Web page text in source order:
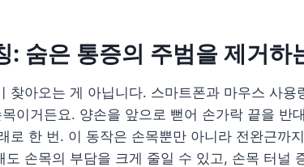
: 숨은 통증의 주범을 제거하
찾아오는 게 아닙니다. 스마트폰과 마우스 사용
이거든요. 양손을 앞으로 뻗어 손가락 끝을 반
로 한 번. 이 동작은 손목뿐만 아니라 전완근까
도 손목의 부담을 크게 줄일 수 있고, 손목 터널